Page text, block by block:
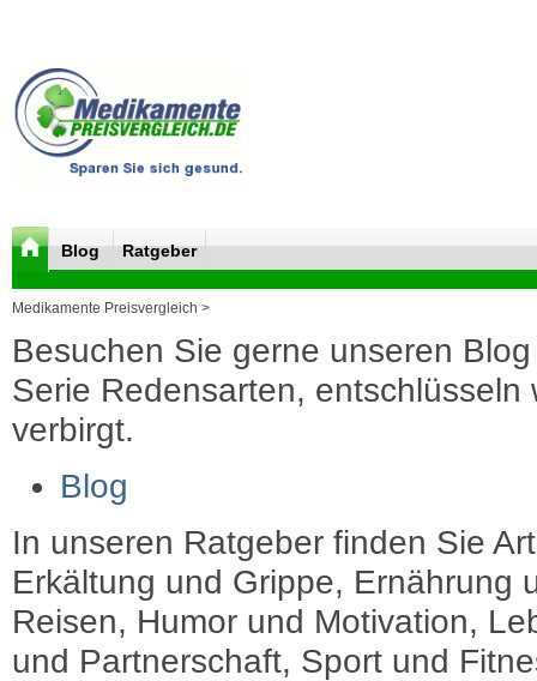
Blog Ratgeber
Medikamente Preisvergleich >
Besuchen Sie gerne unseren
Serie Redensarten, entschlüsseln
verbirgt.
Blog
In unseren Ratgeber finden Sie
Erkältung und Grippe, Ernährung
Reisen, Humor und Motivation,
und Partnerschaft, Sport und